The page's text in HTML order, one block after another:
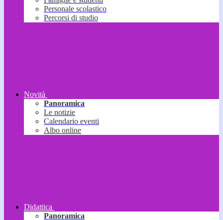
Personale scolastico
Percorsi di studio
Novità
Panoramica
Le notizie
Calendario eventi
Albo online
Didattica
Panoramica